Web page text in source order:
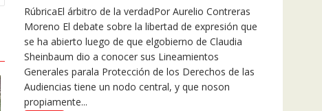
RúbricaEl árbitro de la verdadPor Aurelio Contreras
Moreno El debate sobre la libertad de expresión que
se ha abierto luego de que elgobierno de Claudia
Sheinbaum dio a conocer sus Lineamientos
Generales parala Protección de los Derechos de las
Audiencias tiene un nodo central, y que noson
propiamente...